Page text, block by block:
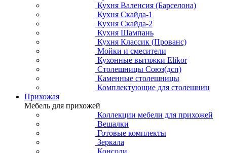
Кухня Валенсия (Барселона)
Кухня Скайда-1
Кухня Скайда-2
Кухня Шампань
Кухня Классик (Прованс)
Мойки и смесители
Кухонные вытяжки Elikor
Столешницы Союз(дсп)
Каменные столешницы
Комплектующие для столешниц
Прихожая
Мебель для прихожей
Коллекции мебели для прихожей
Вешалки
Готовые комплекты
Зеркала
Консоли